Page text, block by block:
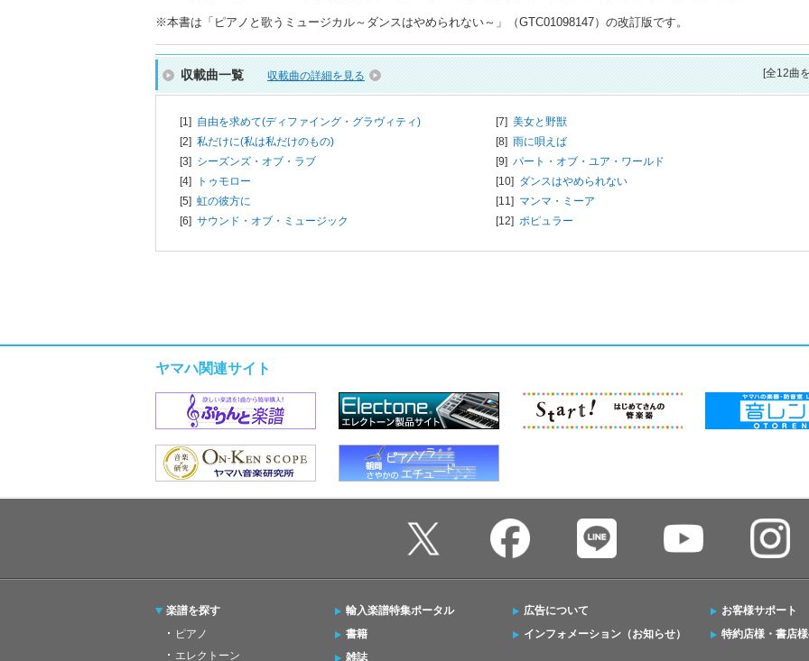
※本書は「ピアノと歌うミュージカル～ダンスはやめられない～」（GTC01098147）の改訂版です。
収載曲一覧 収載曲の詳細を見る [全12曲
[1] 自由を求めて(ディファイング・グラヴィティ)
[2] 私だけに(私は私だけのもの)
[3] シーズンズ・オブ・ラブ
[4]
トゥモロー
[5] 虹の彼方に
[6] サウンド・オブ・ミュージック
[7] 美女と野獣
[8] 雨に唄えば
[9] パート・オブ・ユア・ワールド
[10] ダンスはやめられない
[11] マンマ・ミーア
[12] ポピュラー
ヤマハ関連サイト
楽譜を探す
ピアノ
エレクトーン
輸入楽譜特集ポータル
書籍
雑誌
広告について
インフォメーション（お知らせ）
お客様サポート
特約店様・書店